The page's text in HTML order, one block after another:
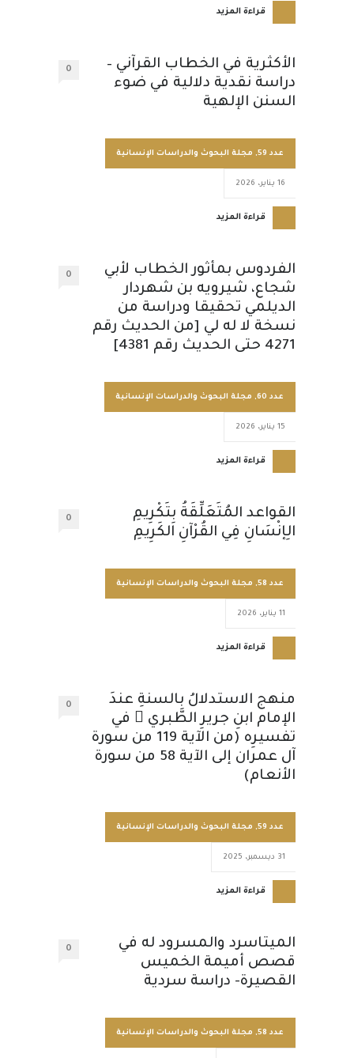
قراءة المزيد
الأكثرية في الخطاب القرآني –
دراسة نقدية دلالية في ضوء
السنن الإلهية
0
عدد 59 , مجلة البحوث والدراسات الإنسانية
16 يناير، 2026
قراءة المزيد
الفردوس بمأثور الخطاب لأبي
شجاع، شيرويه بن شهردار
الديلمي تحقيقا ودراسة من
نسخة لا له لي [من الحديث رقم
4271 حتى الحديث رقم 4381]
0
عدد 60 , مجلة البحوث والدراسات الإنسانية
15 يناير، 2026
قراءة المزيد
القواعد المُتَعَلِّقَةُ بِتَكْرِيمِ
الِإنْسَانِ فِي القُرْآنِ الكَرِيمِ
0
عدد 58 , مجلة البحوث والدراسات الإنسانية
11 يناير، 2026
قراءة المزيد
منهج الاستدلالُ بالسنةِ عندَ
الإمام ابنِ جريرِ الطَّبري  في
تفسيرِه (من الآية 119 من سورة
آل عمران إلى الآية 58 من سورة
الأنعام)
0
عدد 59 , مجلة البحوث والدراسات الإنسانية
31 ديسمبر، 2025
قراءة المزيد
الميتاسرد والمسرود له في
قصص أميمة الخميس
القصيرة- دراسة سردية
0
عدد 58 , مجلة البحوث والدراسات الإنسانية